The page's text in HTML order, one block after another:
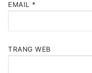
EMAIL *
TRANG WEB